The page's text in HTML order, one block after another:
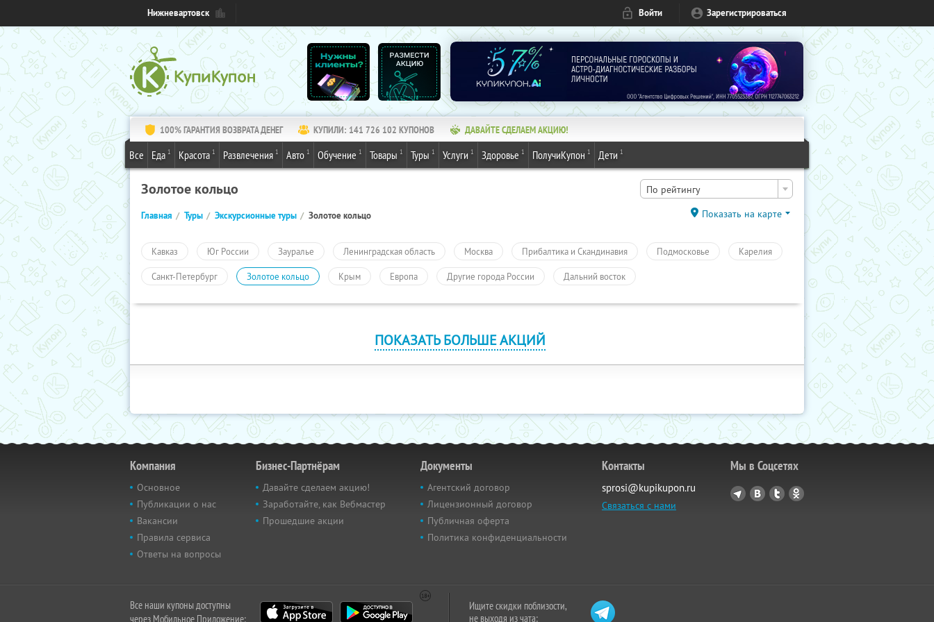
Нижневартовск Войти Зарегистрироваться
100% ГАРАНТИЯ ВОЗВРАТА ДЕНЕГ КУПИЛИ: 141 726 102 КУПОНОВ ДАВАЙТЕ СДЕЛАЕМ АКЦИЮ!
Все Еда 1 Красота 1 Развлечения 1 Авто 1 Обучение 1 Товары 1 Туры 1 Услуги 1 Здоровье 1 ПолучиКупон 1 Дети 1
Золотое кольцо По рейтингу
Главная Туры Экскурсионные туры Золотое кольцо Показать на карте
Кавказ Юг России Зауралье Ленинградская область Москва Прибалтика и Скандинавия Подмосковье Карелия
Санкт-Петербург Золотое кольцо Крым Европа Другие города России Дальний восток
ПОКАЗАТЬ БОЛЬШЕ АКЦИЙ
Компания
Основное
Публикации о нас
Вакансии
Правила сервиса
Ответы на вопросы
Бизнес-Партнёрам
Давайте сделаем акцию!
Заработайте, как Вебмастер
Прошедшие акции
Документы
Агентский договор
Лицензионный договор
Публичная оферта
Политика конфиденциальности
Контакты
sprosi@kupikupon.ru
Связаться с нами
Мы в Соцсетях
Все наши купоны доступны
через Мобильное Приложение:
Ищите скидки поблизости,
не выходя из чата: